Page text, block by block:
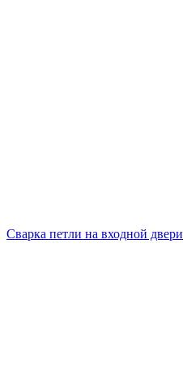
Сварка петли на входной двери